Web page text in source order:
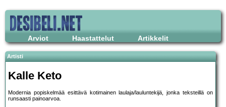
Arviot Haastattelut Artikkelit
Artisti
Kalle Keto
Modernia popiskelmää esittävä kotimainen laulaja/lauluntekijä, jonka teksteillä on
runsaasti painoarvoa.